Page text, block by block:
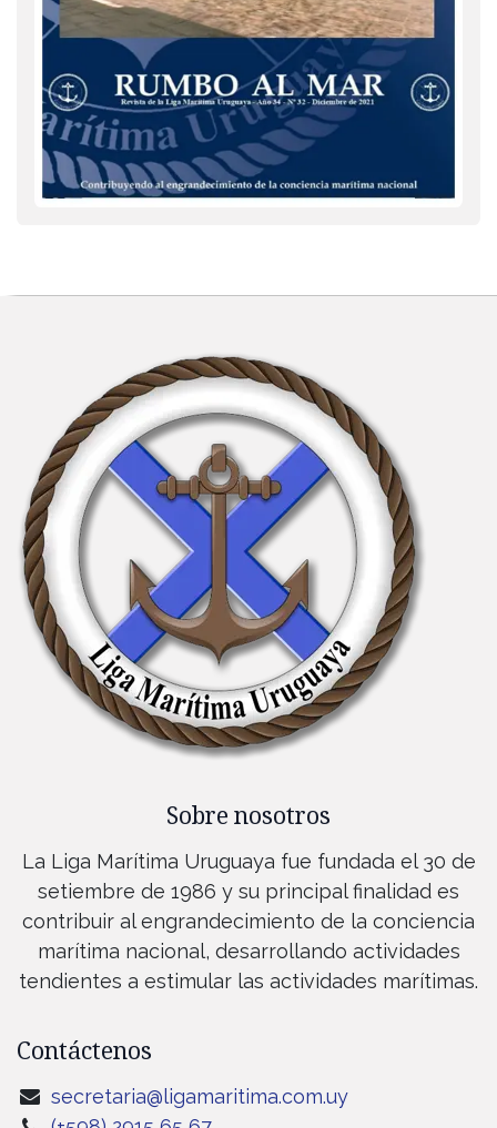
Sobre nosotros
La Liga Marítima Uruguaya fue fundada el 30 de
setiembre de 1986 y su principal finalidad es
contribuir al engrandecimiento de la conciencia
marítima nacional, desarrollando actividades
tendientes a estimular las actividades marítimas.
Contáctenos
secretaria@ligamaritima.com.uy